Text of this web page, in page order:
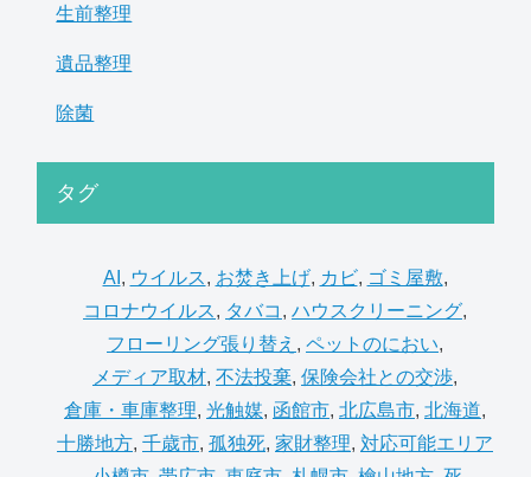
生前整理
遺品整理
除菌
タグ
AI , ウイルス, お焚き上げ, カビ, ゴミ屋敷,
コロナウイルス, タバコ , ハウスクリーニング,
フローリング張り替え , ペットのにおい,
メディア取材, 不法投棄, 保険会社との交渉,
倉庫・車庫整理, 光触媒, 函館市, 北広島市, 北海道,
十勝地方, 千歳市, 孤独死, 家財整理, 対応可能エリア